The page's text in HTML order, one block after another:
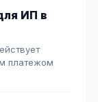
ИП в
платежом